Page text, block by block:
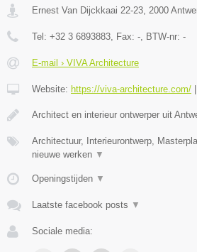
Ernest Van Dijckkaai 22-23 2000
Tel: +32 3 6893883 , Fax: - , BTW-nr: -
E-mail › VIVA Architecture
Website: https://viva-architecture.com/
Architect en interieur ontwerper uit
Architectuur, Interieurontwerp,
nieuwe werken ▼
Openingstijden ▼
Laatste facebook posts ▼
Sociale media: